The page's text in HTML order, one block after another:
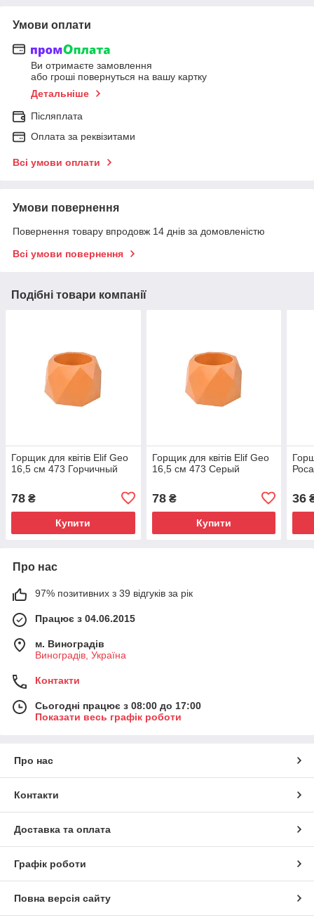
Умови оплати
Ви отримаєте замовлення
або гроші повернуться на вашу картку
Детальніше
Післяплата
Оплата за реквізитами
Всі умови оплати
Умови повернення
Повернення товару впродовж 14 днів за домовленістю
Всі умови повернення
Подібні товари компанії
Горщик для квітів Elif Geo
16,5 см 473 Горчичный
78 ₴
Купити
Горщик для квітів Elif Geo
16,5 см 473 Серый
78₴
Купити
36
Про нас
97% позитивних з 39 відгуків за рік
Працює з 04.06.2015
м. Виноградів
Виноградів, Україна
Контакти
Сьогодні працює з 08:00 до 17:00
Показати весь графік роботи
Про нас
Контакти
Доставка та оплата
Графік роботи
Повна версія сайту